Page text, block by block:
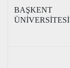
BAŞKENT
ÜNİVERSİTESİ